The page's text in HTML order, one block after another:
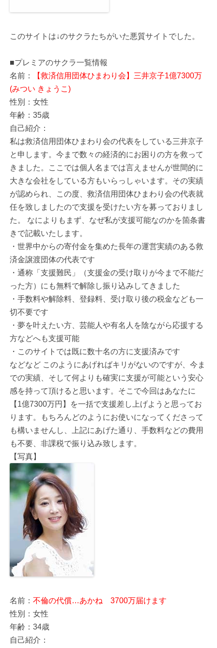
このサイトは↓のサクラたちがいた悪質サイトでした。
■プレミアのサクラ一覧情報
名前：
【救済信用団体ひまわり会】三井京子1億7300万
(みつい きょうこ)
性別：女性
年齢：35歳
自己紹介：
私は救済信用団体ひまわり会の代表をしている三井京子
と申します。今まで数々の経済的にお困りの方を救って
きました。ここでは個人名までは言えませんが世間的に
大きな会社をしている方もいらっしゃいます。その実績
が認められ、この度、救済信用団体ひまわり会の代表就
任を致しましたので支援を受けたい方を募っておりまし
た。 なによりもまず、なぜ私が支援可能なのかを箇条書
きで記載いたします。
・世界中からの寄付金を集めた長年の運営実績のある救
済金譲渡団体の代表です
・通称「支援難民」（支援金の受け取りが今まで不能だ
った方）にも無料で解除し振り込みしてきました
・手数料や解除料、登録料、受け取り後の税金なども一
切不要です
・夢を叶えたい方、芸能人や有名人を陰ながら応援する
方などへも支援可能
・このサイトでは既に数十名の方に支援済みです
などなど このようにあげればキリがないのですが、今ま
での実績、そして何よりも確実に支援が可能という安心
感を持って頂けると思います。そこで今回はあなたに
【1億7300万円】を一括で支援差し上げようと思ってお
ります。もちろんどのようにお使いになってくださって
も構いませんし、上記にあげた通り、手数料などの費用
も不要、非課税で振り込み致します。
【写真】
名前： 不倫の代償…あかね 3700万届けます
性別：女性
年齢：34歳
自己紹介：